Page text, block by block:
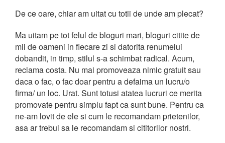
De ce oare, chiar am uitat cu totii de unde am plecat?
Ma uitam pe tot felul de bloguri mari, bloguri citite de
mii de oameni in fiecare zi si datorita renumelui
dobandit, in timp, stilul s-a schimbat radical. Acum,
reclama costa. Nu mai promoveaza nimic gratuit sau
daca o fac, o fac doar pentru a defaima un lucru/o
firma/ un loc. Urat. Sunt totusi atatea lucruri ce merita
promovate pentru simplu fapt ca sunt bune. Pentru ca
ne-am lovit de ele si cum le recomandam prietenilor,
asa ar trebui sa le recomandam si cititorilor nostri.